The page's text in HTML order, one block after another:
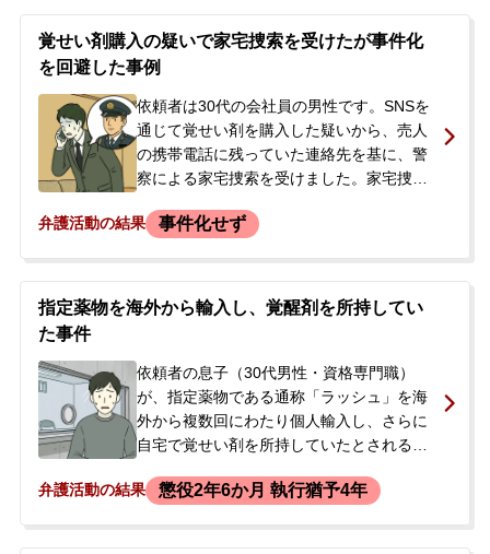
捕・勾留されました。さらに、別の時期の
覚せい剤使用についても追起訴されまし
た。逮捕の連絡を受けたご両親が、今後の
処分の見通しに不安を感じ、当事務所へ相
談に来られました。
覚せい剤購入の疑いで家宅捜索を受けたが事件化
を回避した事例
依頼者は30代の会社員の男性です。SNSを
通じて覚せい剤を購入した疑いから、売人
の携帯電話に残っていた連絡先を基に、警
察による家宅捜索を受けました。家宅捜索
た。依頼者は警察に対し、薬物のやりとり
捨てていたという経緯がありました。警察
から「また来るかもしれない」と告げられ
感じ、今後の対応について相談するため当
事務所に来所されました。
弁護活動の結果 事件化せず
指定薬物を海外から輸入し、覚醒剤を所持してい
た事件
依頼者の息子（30代男性・資格専門職）
が、指定薬物である通称「ラッシュ」を海
外から複数回にわたり個人輸入し、さらに
自宅で覚せい剤を所持していたとされる事
し、薬物を押収するとともに息子を逮捕し
弁護活動の結果 懲役2年6か月 執行猶予4年